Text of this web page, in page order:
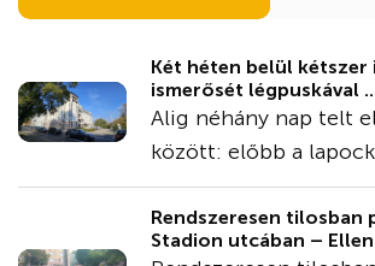
Két héten belül kétszer
ismerősét légpuskával
Alig néhány nap telt
között: előbb a
Rendszeresen tilosban
Stadion utcában –